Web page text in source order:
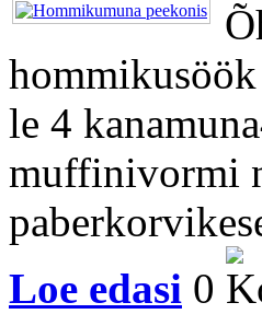
le 4
muffinivormi
Loe edasi 0